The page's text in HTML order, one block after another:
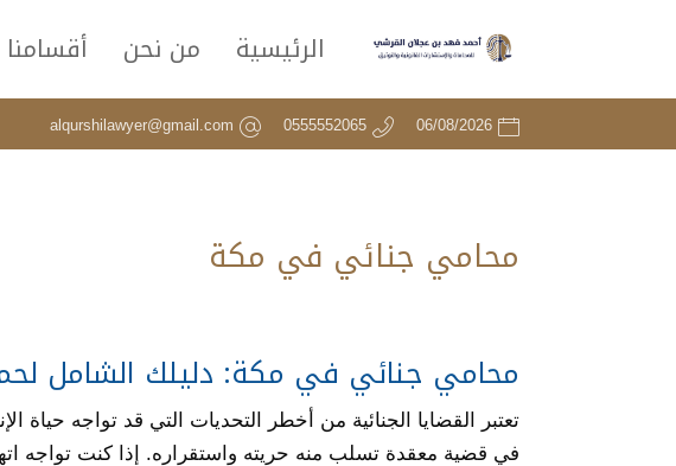
الرئيسية من نحن أقسامنا
06/08/2026
0555552065
alqurshilawyer@gmail.com
محامي جنائي في مكة
محامي جنائي في مكة: دليلك الشامل
تعتبر القضايا الجنائية من أخطر التحديات التي قد تواجه حياة
في قضية معقدة تسلب منه حريته واستقراره. إذا كنت تواجه